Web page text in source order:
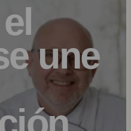
une